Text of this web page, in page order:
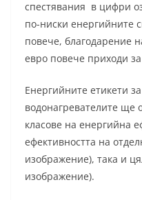
спестявания в цифри
по-ниски енергийните
повече, благодарение
евро повече приходи
Енергийните етикети
водонагревателите ще
класове на енергийна
ефективността на
изображение), така и
изображение).